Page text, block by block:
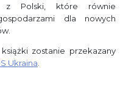
Polski, które równie
dla nowych
zostanie przekazany
Ukraina